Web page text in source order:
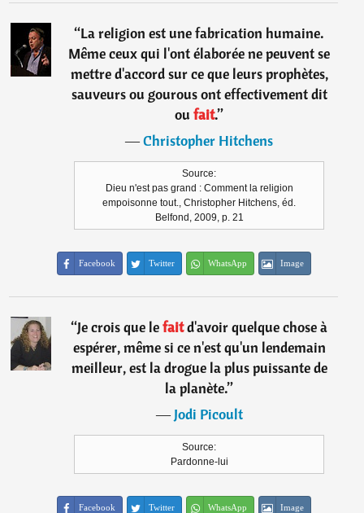
“La religion est une fabrication humaine.
Même ceux qui l'ont élaborée ne peuvent se
mettre d'accord sur ce que leurs prophètes,
sauveurs ou gourous ont effectivement dit
oufait.”
―Christopher Hitchens
Source:
Dieu n'est pas grand : Comment la religion
empoisonne tout., Christopher Hitchens, éd.
Belfond, 2009, p. 21
Facebook Twitter WhatsApp Image
“Je crois que lefaitd'avoir quelque chose à
espérer, même si ce n'est qu'un lendemain
meilleur, est la drogue la plus puissante de
la planète.”
―Jodi Picoult
Source:
Pardonne-lui
Facebook Twitter WhatsApp Image